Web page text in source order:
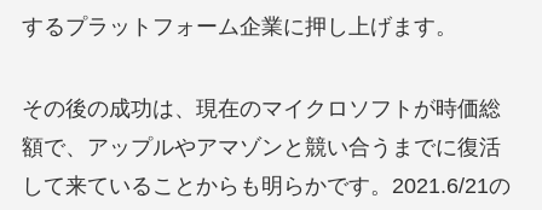
するプラットフォーム企業に押し上げます。
その後の成功は、現在のマイクロソフトが時価総
額で、アップルやアマゾンと競い合うまでに復活
して来ていることからも明らかです。2021.6/21の